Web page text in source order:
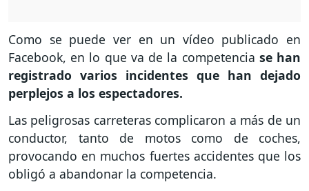
Como se puede ver en un vídeo publicado en
Facebook, en lo que va de la competencia se han
registrado varios incidentes que han dejado
perplejos a los espectadores.
Las peligrosas carreteras complicaron a más de un
conductor, tanto de motos como de coches,
provocando en muchos fuertes accidentes que los
obligó a abandonar la competencia.